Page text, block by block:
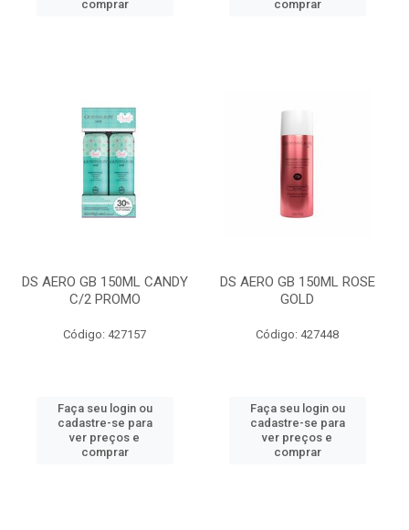
comprar comprar
DS AERO GB 150ML CANDY
C/2 PROMO
Código: 427157
Faça seu login ou
cadastre-se para
ver preços e
comprar
DS AERO GB 150ML ROSE
GOLD
Código: 427448
Faça seu login ou
cadastre-se para
ver preços e
comprar